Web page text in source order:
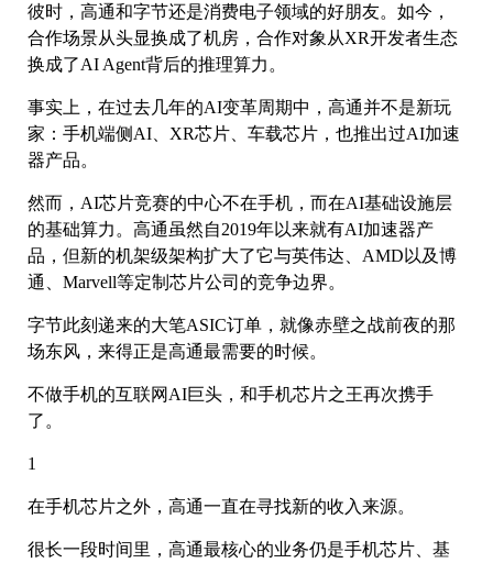
彼时，高通和字节还是消费电子领域的好朋友。如今，
合作场景从头显换成了机房，合作对象从XR开发者生态
换成了AI Agent背后的推理算力。
事实上，在过去几年的AI变革周期中，高通并不是新玩
家：手机端侧AI、XR芯片、车载芯片，也推出过AI加速
器产品。
然而，AI芯片竞赛的中心不在手机，而在AI基础设施层
的基础算力。高通虽然自2019年以来就有AI加速器产
品，但新的机架级架构扩大了它与英伟达、AMD以及博
通、Marvell等定制芯片公司的竞争边界。
字节此刻递来的大笔ASIC订单，就像赤壁之战前夜的那
场东风，来得正是高通最需要的时候。
不做手机的互联网AI巨头，和手机芯片之王再次携手
了。
1
在手机芯片之外，高通一直在寻找新的收入来源。
很长一段时间里，高通最核心的业务仍是手机芯片、基